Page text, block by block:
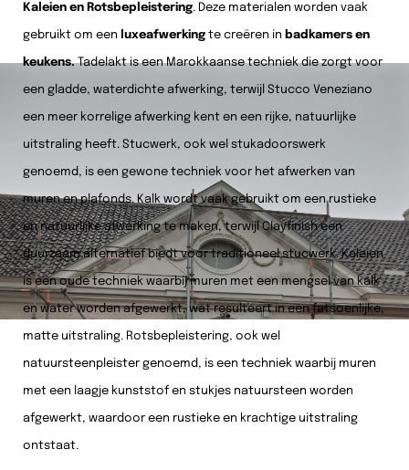
Kaleien en Rotsbepleistering. Deze materialen worden vaak
gebruikt om een luxeafwerking te creëren in badkamers en
keukens.Tadelakt is een Marokkaanse techniek die zorgt voor
een gladde, waterdichte afwerking, terwijl Stucco Veneziano
een meer korrelige afwerking kent en een rijke, natuurlijke
uitstraling heeft. Stucwerk, ook wel stukadoorswerk
genoemd, is een gewone techniek voor het afwerken van
muren en plafonds. Kalk wordt vaak gebruikt om een rustieke
en natuurlijke afwerking te maken, terwijl Clayfinish een
duurzaam alternatief biedt voor traditioneel stucwerk. Kaleien
is een oude techniek waarbij muren met een mengsel van kalk
en water worden afgewerkt, wat resulteert in een fatsoenlijke,
matte uitstraling. Rotsbepleistering, ook wel
natuursteenpleister genoemd, is een techniek waarbij muren
met een laagje kunststof en stukjes natuursteen worden
afgewerkt, waardoor een rustieke en krachtige uitstraling
ontstaat.